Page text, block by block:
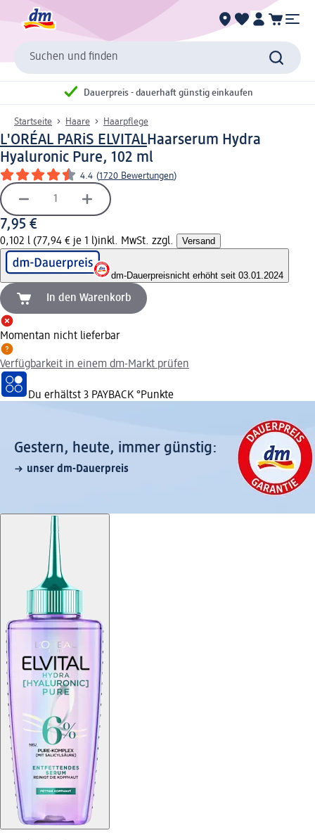
Suchen und finden
Dauerpreis - dauerhaft günstig einkaufen
Startseite Haare Haarpflege
L'ORÉAL PARiS ELVITALHaarserum Hydra
Hyaluronic Pure, 102 ml
4.4 (1720 Bewertungen)
7,95 €
0,102 l (77,94 € je 1 l)inkl. MwSt. zzgl. Versand
dm-Dauerpreisnicht erhöht seit 03.01.2024
In den Warenkorb
Momentan nicht lieferbar
Verfügbarkeit in einem dm-Markt prüfen
Du erhältst 3 PAYBACK °Punkte
Gestern, heute, immer günstig:
unser dm-Dauerpreis